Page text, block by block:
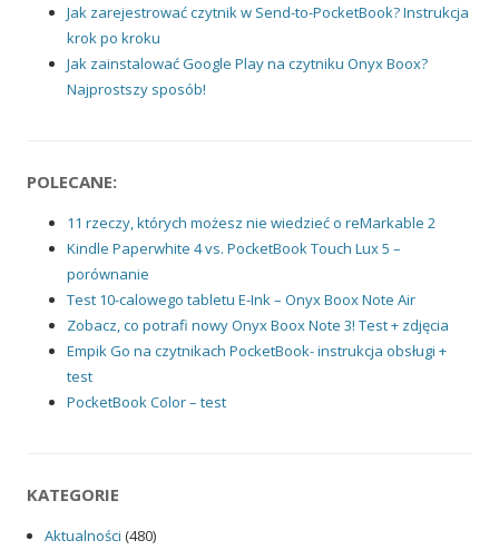
Jak zarejestrować czytnik w Send-to-PocketBook? Instrukcja
krok po kroku
Jak zainstalować Google Play na czytniku Onyx Boox?
Najprostszy sposób!
POLECANE:
11 rzeczy, których możesz nie wiedzieć o reMarkable 2
Kindle Paperwhite 4 vs. PocketBook Touch Lux 5 –
porównanie
Test 10-calowego tabletu E-Ink – Onyx Boox Note Air
Zobacz, co potrafi nowy Onyx Boox Note 3! Test + zdjęcia
Empik Go na czytnikach PocketBook- instrukcja obsługi +
test
PocketBook Color – test
KATEGORIE
Aktualności (480)